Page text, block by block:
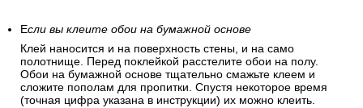
Если вы клеите обои на бумажной основе
Клей наносится и на поверхность стены, и на само
полотнище. Перед поклейкой расстелите обои на полу.
Обои на бумажной основе тщательно смажьте клеем и
сложите пополам для пропитки. Спустя некоторое время
(точная цифра указана в инструкции) их можно клеить.